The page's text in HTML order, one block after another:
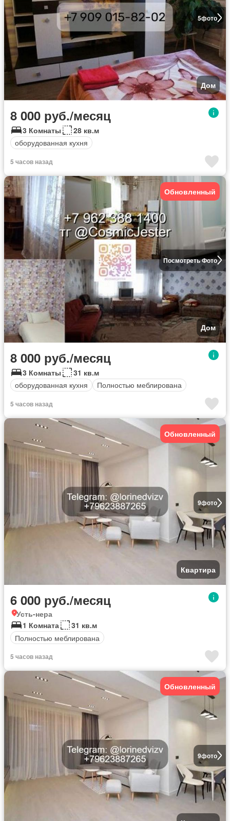
5фото
Дом
8 000 руб./месяц
3 Комнаты
28 кв.м
оборудованная кухня
5 часов назад
Посмотреть Фото
Обновленный
Дом
8 000 руб./месяц
3 Комнаты
31 кв.м
оборудованная кухня
Полностью меблирована
5 часов назад
9фото
Обновленный
Квартира
6 000 руб./месяц
Усть-нера
1 Комната
31 кв.м
Полностью меблирована
5 часов назад
9фото
Обновленный